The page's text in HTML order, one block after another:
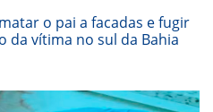
o pai a facadas e fugir
da vítima no sul da Bahia